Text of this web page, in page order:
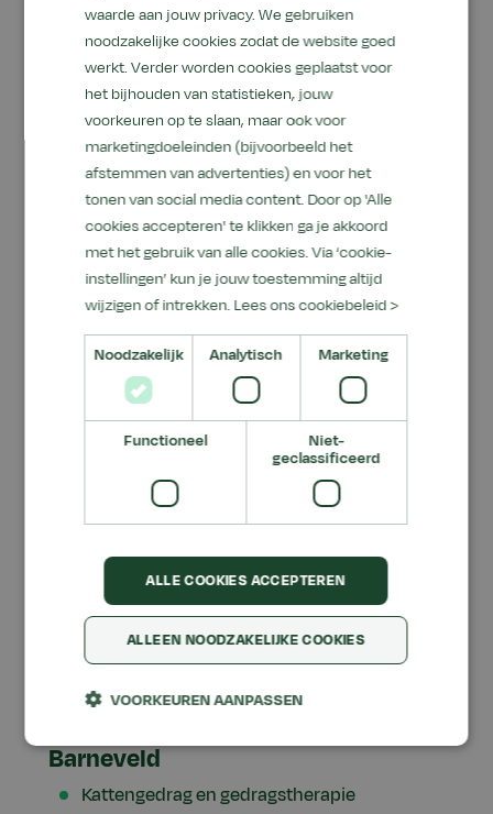
Wil je informatie en advies over één van onze
opleidingen en cursussen, kom dan naar het
Infoplein van Aeres Training Centre Barneveld.
Daarnaast geven we voorlichtingen over diverse
cursussen en opleidingen in het hoofdgebouw
en in de kennel. Op de campus in Barneveld kun
je de beleefroute volgen langs de dieren en de
faciliteiten. Een echte aanrader! Op het Aeres
Hippisch Centrum in Kootwijkerbroek kun je
kennismaken met de paarden en alle faciliteiten
bekijken, zoals de stallen, rijbanen, leslokalen en
de hoefsmederij. Voor informatie kun je terecht
bij onze stand in de binnenrijbaan.
Let op: het programma is onder voorbehoud
van wijzigingen.
Barneveld
Paraveterinair dierenartsassistent
Voorlichtingen kennel campus
Barneveld
Kattengedrag en gedragstherapie
waarde aan jouw privacy. We gebruiken
noodzakelijke cookies zodat de website goed
werkt. Verder worden cookies geplaatst voor
het bijhouden van statistieken, jouw
voorkeuren op te slaan, maar ook voor
marketingdoeleinden (bijvoorbeeld het
afstemmen van advertenties) en voor het
tonen van social media content. Door op 'Alle
cookies accepteren' te klikken ga je akkoord
met het gebruik van alle cookies. Via ‘cookie-
instellingen’ kun je jouw toestemming altijd
wijzigen of intrekken. Lees ons cookiebeleid >
Noodzakelijk Analytisch Marketing
Functioneel
Niet-
geclassificeerd
ALLE COOKIES ACCEPTEREN
ALLEEN NOODZAKELIJKE COOKIES
VOORKEUREN AANPASSEN